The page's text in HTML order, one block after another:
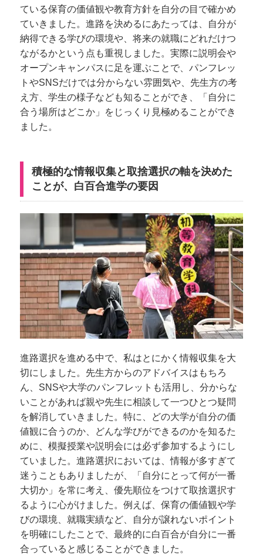
ている保育の価値観や教育方針を自分の目で確かめ
ていきました。進路を決めるにあたっては、自分が
納得できる学びの環境や、将来の就職にどれだけつ
ながるかという点も重視しました。実際に説明会や
オープンキャンパスに足を運ぶことで、パンフレッ
トやSNSだけでは分からない雰囲気や、先生方の考
え方、学生の様子なども知ることができ、「自分に
合う場所はどこか」をじっくり見極めることができ
ました。
積極的な情報収集と取捨選択の軸を決めた
ことが、白百合進学の要因
進路選択を進める中で、私はとにかく情報収集を大
切にしました。先生方からのアドバイスはもちろ
ん、SNSや大学のパンフレットも活用し、分からな
いことがあれば親や先生に相談して一つひとつ疑問
を解消していきました。特に、どの大学が自分の価
値観に合うのか、どんな学びができるのかを知るた
めに、模擬授業や説明会には必ず参加するようにし
ていました。進路選択においては、情報が多すぎて
迷うこともありましたが、「自分にとって何が一番
大切か」を常に考え、優先順位をつけて取捨選択す
るように心がけました。例えば、保育の価値観や学
びの環境、就職実績など、自分が譲れないポイント
を明確にしたことで、最終的に白百合が自分に一番
合っていると感じることができました。